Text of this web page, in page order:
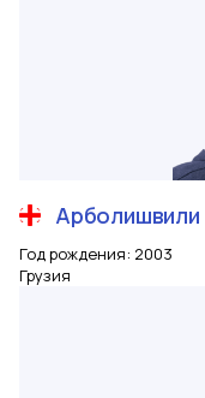
Арболишвили
Год рождения: 2003
Грузия